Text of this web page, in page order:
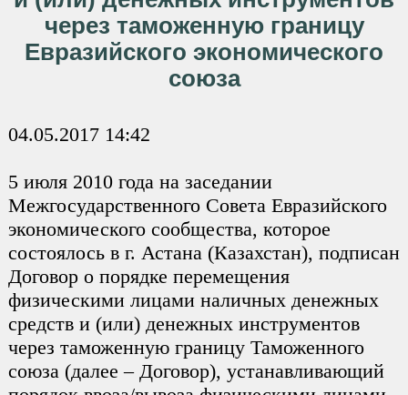
через таможенную границу
Евразийского экономического
союза
04.05.2017 14:42
5 июля 2010 года на заседании
Межгосударственного Совета Евразийского
экономического сообщества, которое
состоялось в г. Астана (Казахстан), подписан
Договор о порядке перемещения
физическими лицами наличных денежных
средств и (или) денежных инструментов
через таможенную границу Таможенного
союза (далее – Договор), устанавливающий